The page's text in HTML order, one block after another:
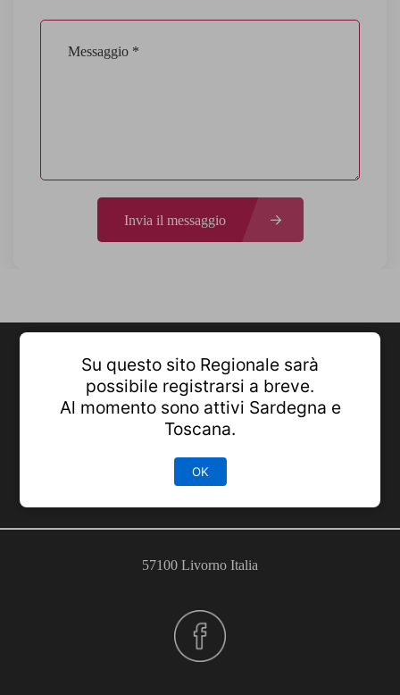
Invia il messaggio
57100 Livorno Italia
Su questo sito Regionale sarà
possibile registrarsi a breve.
Al momento sono attivi Sardegna e
Toscana.
OK